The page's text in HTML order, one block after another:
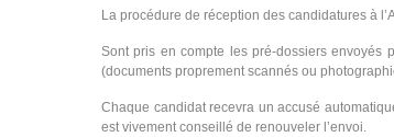
La procédure de réception des candidatures à
Sont pris en compte les pré-dossiers envoyés
(documents proprement scannés ou
Chaque candidat recevra un accusé
est vivement conseillé de renouveler l’envoi.